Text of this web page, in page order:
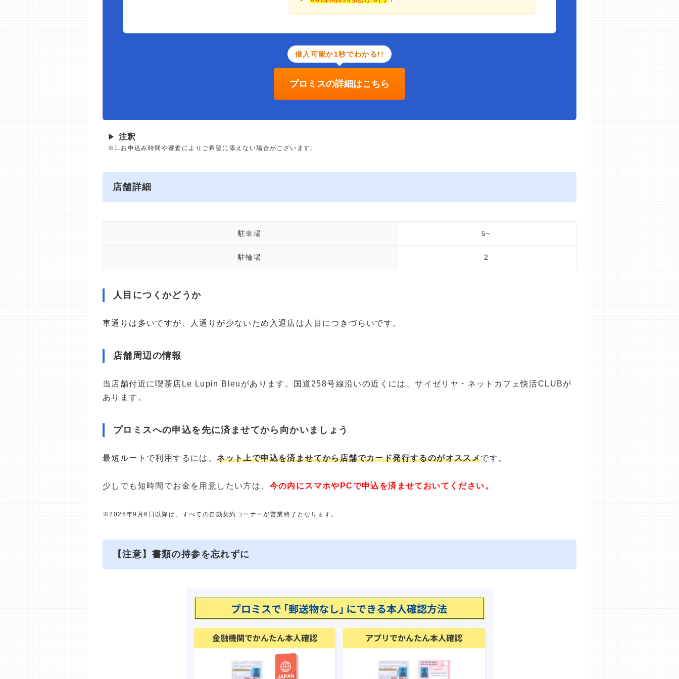
借入可能か1秒でわかる!!
プロミスの詳細はこちら
▶ 注釈
※1.お申込み時間や審査によりご希望に添えない場合がございます。
店舗詳細
駐車場 5~
駐輪場 2
人目につくかどうか
車通りは多いですが、人通りが少ないため入退店は人目につきづらいです。
店舗周辺の情報
当店舗付近に喫茶店Le Lupin Bleuがあります。国道258号線沿いの近くには、サイゼリヤ・ネットカフェ快活CLUBが
あります。
プロミスへの申込を先に済ませてから向かいましょう
最短ルートで利用するには、ネット上で申込を済ませてから店舗でカード発行するのがオススメです。
少しでも短時間でお金を用意したい方は、 今の内にスマホやPCで申込を済ませておいてください。
※2026年9月6日以降は、すべての自動契約コーナーが営業終了となります。
【注意】書類の持参を忘れずに